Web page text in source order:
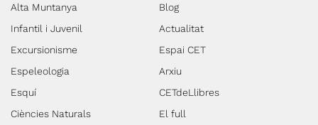
Alta Muntanya
Infantil i Juvenil
Excursionisme
Espeleologia
Esquí
Ciències Naturals
Blog
Actualitat
Espai CET
Arxiu
CETdeLlibres
El full